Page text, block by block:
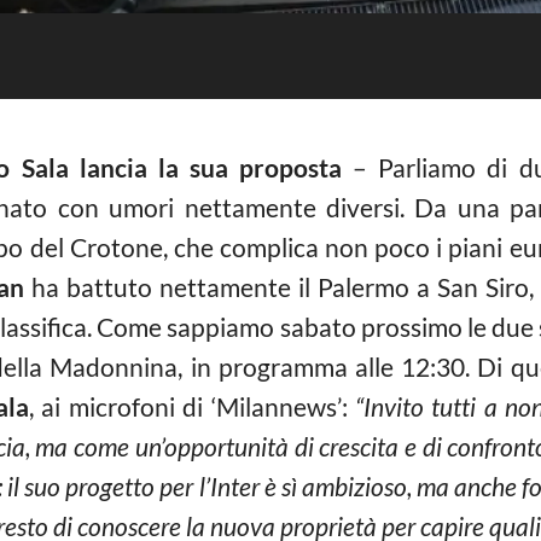
lancia la sua proposta – Parliamo di
con umori nettamente diversi. Da una
del Crotone, che complica non poco i piani
ha battuto nettamente il Palermo a San
Come sappiamo sabato prossimo le
Madonnina, in programma alle 12:30. Di
, ai microfoni di ‘Milannews’: “Invito tutti a
ma come un’opportunità di crescita e di
suo progetto per l’Inter è sì ambizioso, ma anche
di conoscere la nuova proprietà per capire